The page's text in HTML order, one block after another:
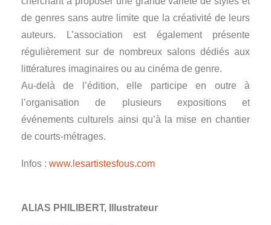
de genres sans autre limite que la créativité de leurs
auteurs. L’association est également présente
régulièrement sur de nombreux salons dédiés aux
littératures imaginaires ou au cinéma de genre.
Au-delà de l’édition, elle participe en outre à
l’organisation de plusieurs expositions et
événements culturels ainsi qu’à la mise en chantier
de courts-métrages.
Infos : www.lesartistesfous.com
ALIAS PHILIBERT, Illustrateur